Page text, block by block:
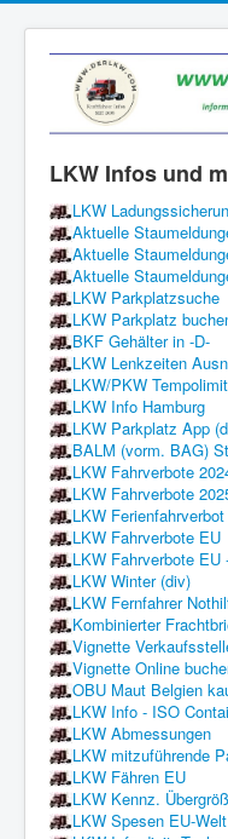
LKW Infos und
LKW
Aktuelle
Aktuelle
Aktuelle
LKW Parkplatzsuche
LKW Parkplatz
BKF Gehälter in -D-
LKW Lenkzeiten
LKW/PKW
LKW Info Hamburg
LKW Parkplatz App
BALM (vorm. BAG)
LKW Fahrverbote
LKW Fahrverbote
LKW
LKW Fahrverbote EU
LKW Fahrverbote EU
LKW Winter (div)
LKW Fernfahrer
Kombinierter
Vignette
Vignette Online
OBU Maut Belgien
LKW Info - ISO
LKW Abmessungen
LKW mitzuführende
LKW Fähren EU
LKW Kennz.
LKW Spesen EU-Welt